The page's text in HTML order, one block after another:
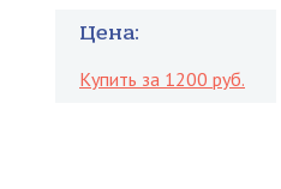
Цена:
Купить за 1200 руб.